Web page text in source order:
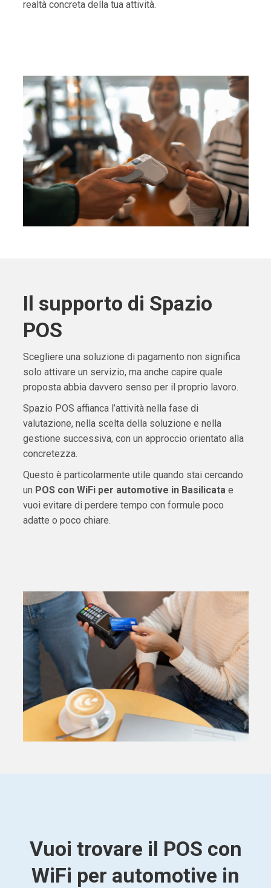
realtà concreta della tua attività.
Il supporto di Spazio
POS
Scegliere una soluzione di pagamento non significa
solo attivare un servizio, ma anche capire quale
proposta abbia davvero senso per il proprio lavoro.
Spazio POS affianca l’attività nella fase di
valutazione, nella scelta della soluzione e nella
gestione successiva, con un approccio orientato alla
concretezza.
Questo è particolarmente utile quando stai cercando
un POS con WiFi per automotive in Basilicatae
vuoi evitare di perdere tempo con formule poco
adatte o poco chiare.
Vuoi trovare il POS con
WiFi per automotive in